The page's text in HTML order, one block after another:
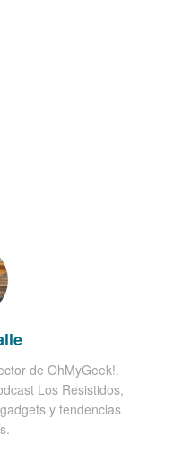
de OhMyGeek!.
Los Resistidos,
y tendencias